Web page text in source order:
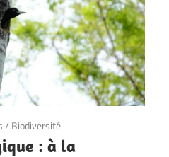
/ Biodiversité
: à la